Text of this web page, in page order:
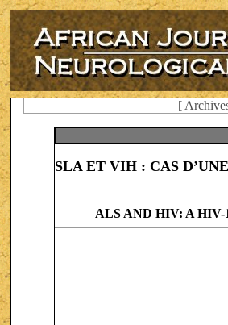
[
SLA ET VIH : CAS
ALS AND HIV: A